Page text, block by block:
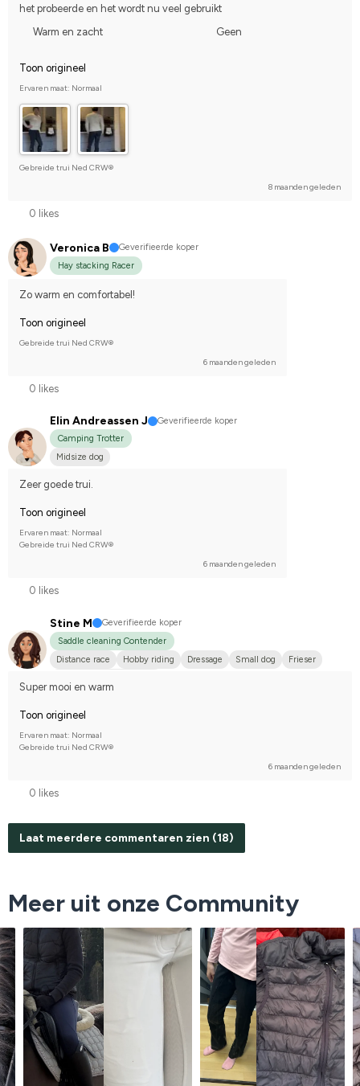
het probeerde en het wordt nu veel gebruikt
Warm en zacht
Geen
Toon origineel
Ervaren maat: Normaal
Gebreide trui Ned CRW®
8 maanden geleden
0 likes
Veronica B
Geverifieerde koper
Hay stacking Racer
Zo warm en comfortabel!
Toon origineel
Gebreide trui Ned CRW®
6 maanden geleden
0 likes
Elin Andreassen J
Geverifieerde koper
Camping Trotter
Midsize dog
Zeer goede trui.
Toon origineel
Ervaren maat: Normaal
Gebreide trui Ned CRW®
6 maanden geleden
0 likes
Stine M
Geverifieerde koper
Saddle cleaning Contender
Distance race
Hobby riding Dressage Small dog
Frieser
Super mooi en warm
Toon origineel
Ervaren maat: Normaal
Gebreide trui Ned CRW®
6 maanden geleden
0 likes
Laat meerdere commentaren zien (18)
Meer uit onze Community